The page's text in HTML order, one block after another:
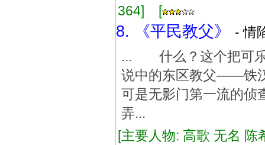
364] [
8. 《平民教父》
- 情
... 什么？这个把可
说中的东区教父——
可是无影门第一流
弄...
[主要人物: 高歌 无名